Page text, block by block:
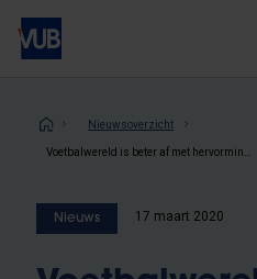
Overslaan
naar
inhoud
Nieuwsoverzicht
Nieuws 17 maart 2020